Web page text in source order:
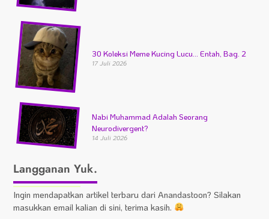
30 Koleksi Meme Kucing Lucu… Entah, Bag. 2
17 Juli 2026
Nabi Muhammad Adalah Seorang
Neurodivergent?
14 Juli 2026
Langganan Yuk.
Ingin mendapatkan artikel terbaru dari Anandastoon? Silakan
masukkan email kalian di sini, terima kasih.